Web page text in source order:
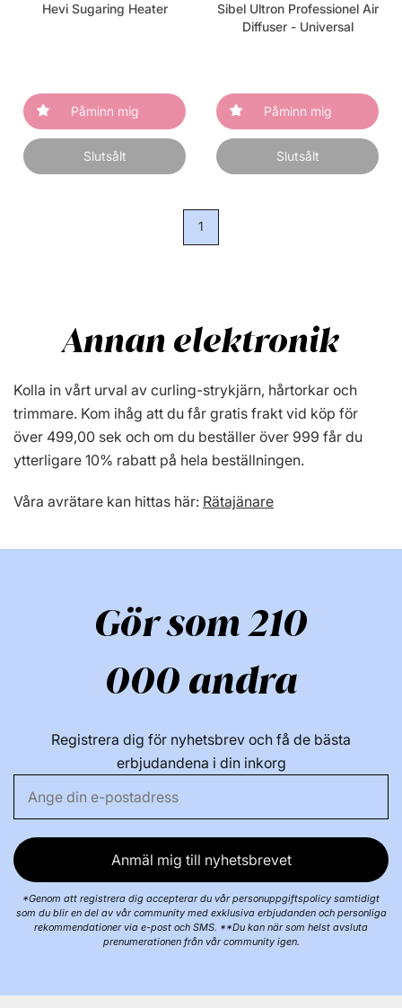
Hevi Sugaring Heater
Påminn mig
Slutsålt
Sibel Ultron Professionel Air
Diffuser - Universal
Påminn mig
Slutsålt
1
Annan elektronik
Kolla in vårt urval av curling-strykjärn, hårtorkar och
trimmare. Kom ihåg att du får gratis frakt vid köp för
över 499,00 sek och om du beställer över 999 får du
ytterligare 10% rabatt på hela beställningen.
Våra avrätare kan hittas här: Rätajänare
Gör som 210
000 andra
Registrera dig för nyhetsbrev och få de bästa
erbjudandena i din inkorg
Anmäl mig till nyhetsbrevet
*Genom att registrera dig accepterar du vår personuppgiftspolicy samtidigt
som du blir en del av vår community med exklusiva erbjudanden och personliga
rekommendationer via e-post och SMS. **Du kan när som helst avsluta
prenumerationen från vår community igen.